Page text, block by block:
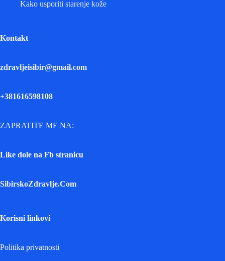
Kako usporiti starenje kože
Kontakt
zdravljeisibir@gmail.com
+381616598108
ZAPRATITE ME NA:
Like dole na Fb stranicu
SibirskoZdravlje.Com
Korisni linkovi
Politika privatnosti